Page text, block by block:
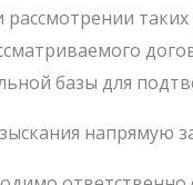
рассмотрении
базы для
напрямую